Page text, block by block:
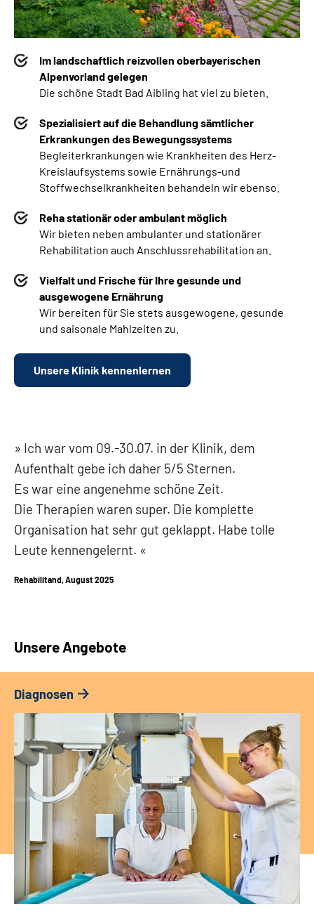
Im landschaftlich reizvollen oberbayerischen
Alpenvorland gelegen
Die schöne Stadt Bad Aibling hat viel zu bieten.
Spezialisiert auf die Behandlung sämtlicher
Erkrankungen des Bewegungssystems
Begleiterkrankungen wie Krankheiten des Herz-
Kreislaufsystems sowie Ernährungs-und
Stoffwechselkrankheiten behandeln wir ebenso.
Reha stationär oder ambulant möglich
Wir bieten neben ambulanter und stationärer
Rehabilitation auch Anschlussrehabilitation an.
Vielfalt und Frische für Ihre gesunde und
ausgewogene Ernährung
Wir bereiten für Sie stets ausgewogene, gesunde
und saisonale Mahlzeiten zu.
Unsere Klinik kennenlernen
Ich war vom 09.-30.07. in der Klinik, dem
Aufenthalt gebe ich daher 5/5 Sternen.
Es war eine angenehme schöne Zeit.
Die Therapien waren super. Die komplette
Organisation hat sehr gut geklappt. Habe tolle
Leute kennengelernt.
Rehabilitand, August 2025
Unsere Angebote
Diagnosen